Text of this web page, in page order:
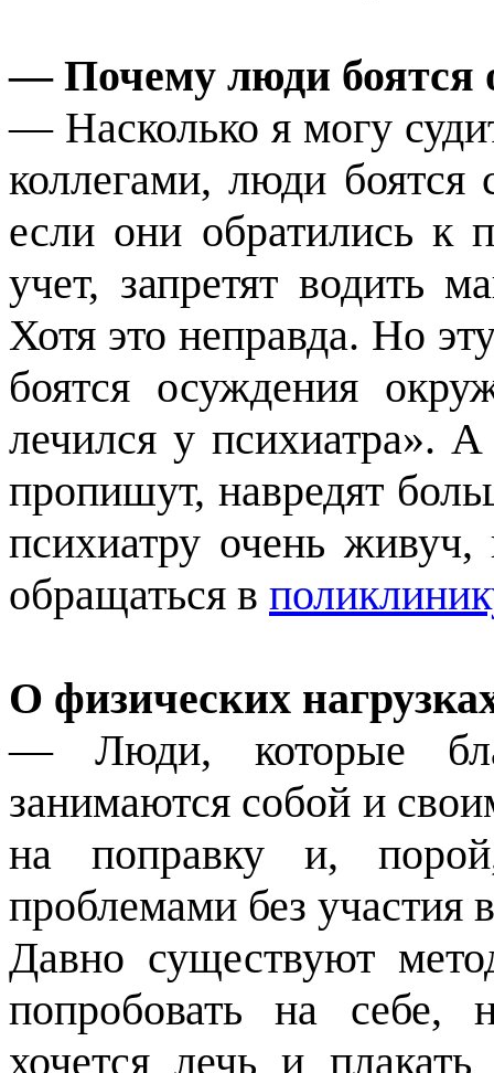
— Почему люди боятся
— Насколько я могу
коллегами, люди
если они обратились к
учет, запретят водить
Хотя это неправда. Но
боятся осуждения
лечился у психиатра».
пропишут, навредят
психиатру очень
обращаться в
О физических
— Люди, которые
занимаются собой и
на поправку и,
проблемами без участия
Давно существуют
попробовать на себе,
хочется лечь и